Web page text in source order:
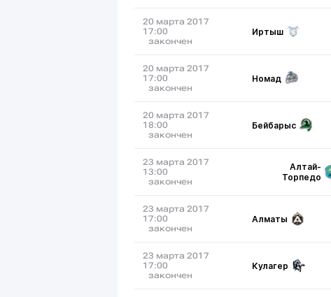
20 марта 2017
17:00
закончен
Иртыш
20 марта 2017
17:00
закончен
Номад
20 марта 2017
18:00
закончен
Бейбарыс
23 марта 2017
13:00
закончен
Алтай-
Торпедо
23 марта 2017
17:00
закончен
Алматы
23 марта 2017
17:00
закончен
Кулагер